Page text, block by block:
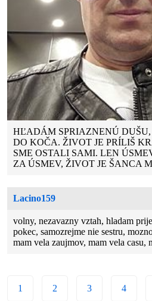
HĽADÁM SPRIAZNENÚ
DO KOČA. ŽIVOT JE PRÍLIŠ
SME OSTALI SAMI. LEN
ZA ÚSMEV, ŽIVOT JE ŠANCA
Lacino159
volny, nezavazny vztah, hladam
pokec, samozrejme nie sestru,
mam vela zaujmov, mam vela casu,
1 2 3 4